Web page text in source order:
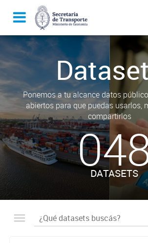
Ponemos a tu alcance datos
abiertos para que puedas usarlos,
compartirlos
DATASETS